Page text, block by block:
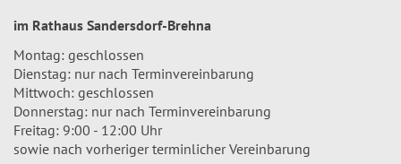
im Rathaus Sandersdorf-Brehna
Montag: geschlossen
Dienstag: nur nach Terminvereinbarung
Mittwoch: geschlossen
Donnerstag: nur nach Terminvereinbarung
Freitag: 9:00 - 12:00 Uhr
sowie nach vorheriger terminlicher Vereinbarung